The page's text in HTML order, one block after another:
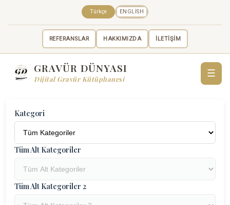
REFERANSLAR HAKKIMIZDA İLETİŞİM
Türkçe ENGLISH
GRAVÜR DÜNYASI
Dijital Gravür Kütüphanesi
☰
Kategori
Tüm Alt Kategoriler
Tüm Alt Kategoriler 2